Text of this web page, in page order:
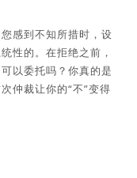
感到不知所措时，设
性的。在拒绝之前，
以委托吗？你真的是
仲裁让你的“不”变得